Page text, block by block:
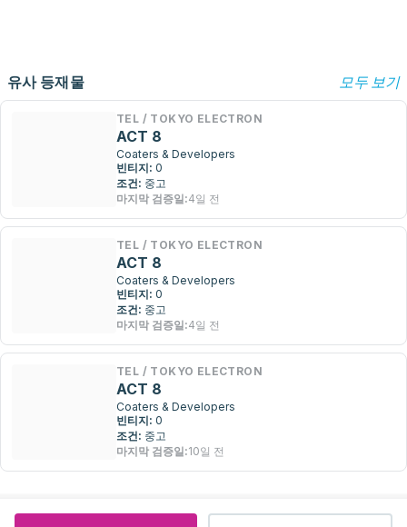
유사 등재물 모두 보기
TEL / TOKYO ELECTRON
ACT 8
Coaters & Developers
빈티지: 0
조건: 중고
마지막 검증일:4일 전
TEL / TOKYO ELECTRON
ACT 8
Coaters & Developers
빈티지: 0
조건: 중고
마지막 검증일:4일 전
TEL / TOKYO ELECTRON
ACT 8
Coaters & Developers
빈티지: 0
조건: 중고
마지막 검증일:10일 전